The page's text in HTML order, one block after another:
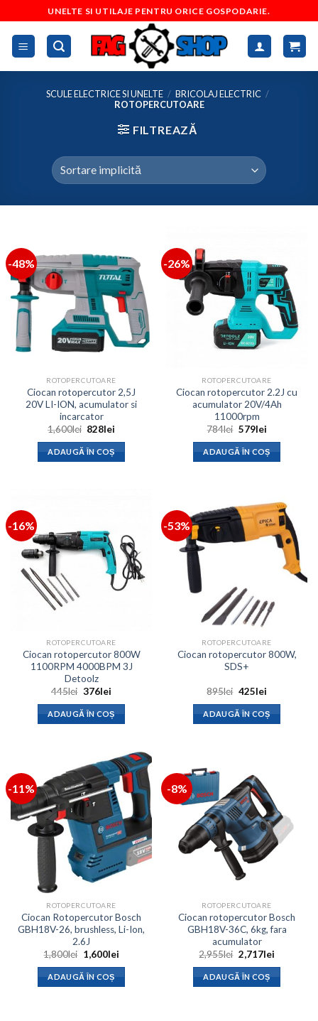
to
content
UNELTE SI UTILAJE PENTRU ORICE GOSPODARIE.
SCULE ELECTRICE SI UNELTE / BRICOLAJ ELECTRIC /
ROTOPERCUTOARE
FILTREAZĂ
-48%
ROTOPERCUTOARE
Ciocan rotopercutor 2,5J
20V LI-ION, acumulator si
incarcator
1,600lei Prețul
a
fost:
1,600lei.
828lei
ADAUGĂ ÎN COȘ
-26%
ROTOPERCUTOARE
Ciocan rotopercutor 2.2J cu
acumulator 20V/4Ah
11000rpm
784lei Prețul
a
fost:
784lei.
579leiPrețul
este:
579lei.
ADAUGĂ ÎN COȘ
-16%
ROTOPERCUTOARE
Ciocan rotopercutor 800W
1100RPM 4000BPM 3J
Detoolz
445lei Prețul
a
fost:
445lei.
376leiPrețul
este:
376lei.
ADAUGĂ ÎN COȘ
-53%
ROTOPERCUTOARE
Ciocan rotopercutor 800W,
SDS+
895lei Prețul
a
fost:
895lei.
425leiPrețul
este:
425lei.
ADAUGĂ ÎN COȘ
-11%
ROTOPERCUTOARE
Ciocan Rotopercutor Bosch
GBH18V-26, brushless, Li-Ion,
2.6J
1,800lei Prețul
inițial
a
fost:
1,800lei.
1,600leiPrețul
ADAUGĂ ÎN COȘ
-8%
ROTOPERCUTOARE
Ciocan rotopercutor Bosch
GBH18V-36C, 6kg, fara
acumulator
2,955lei Prețul
inițial
a
fost:
2,955lei.
2,717leiPrețul
ADAUGĂ ÎN COȘ